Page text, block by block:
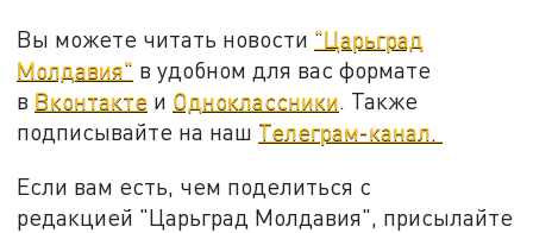
Вы можете читать новости "Царьград
Молдавия" в удобном для вас формате
в Вконтакте и Одноклассники. Также
подписывайте на наш Телеграм-канал.
Если вам есть, чем поделиться с
редакцией "Царьград Молдавия", присылайте